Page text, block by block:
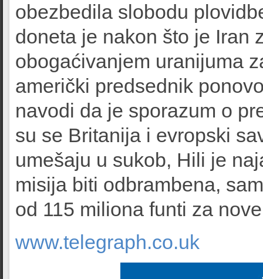
obezbedila slobodu
doneta je nakon što je Iran
obogaćivanjem uranijuma
američki predsednik
navodi da je sporazum o
su se Britanija i evropski
umešaju u sukob, Hili je
misija biti odbrambena,
od 115 miliona funti za
www.telegraph.co.uk